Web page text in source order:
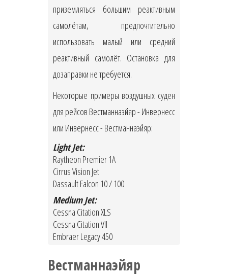
приземляться большим реактивным
самолётам, предпочтительно
использовать малый или средний
реактивный самолёт. Остановка для
дозаправки не требуется.
Некоторые примеры воздушных суден
для рейсов Вестманнаэйяр - Инвернесс
или Инвернесс - Вестманнаэйяр:
Light Jet:
Raytheon Premier 1A
Cirrus Vision Jet
Dassault Falcon 10 / 100
Medium Jet:
Cessna Citation XLS
Cessna Citation VII
Embraer Legacy 450
Вестманнаэйяр